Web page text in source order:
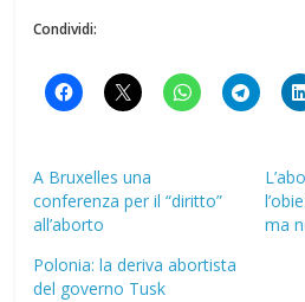
Condividi:
A Bruxelles una
conferenza per il “diritto”
all’aborto
ma
Polonia: la deriva abortista
del governo Tusk